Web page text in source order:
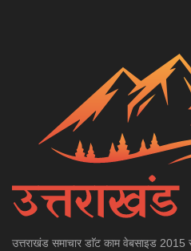
उत्तराखंड समाचार डाॅट काम वेबसाइड 2015